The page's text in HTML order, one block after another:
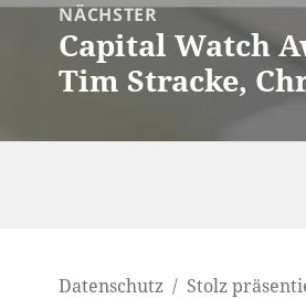
NÄCHSTER
Nächster
Beitrag:
Capital Watch
Tim Stracke,
Datenschutz Stolz